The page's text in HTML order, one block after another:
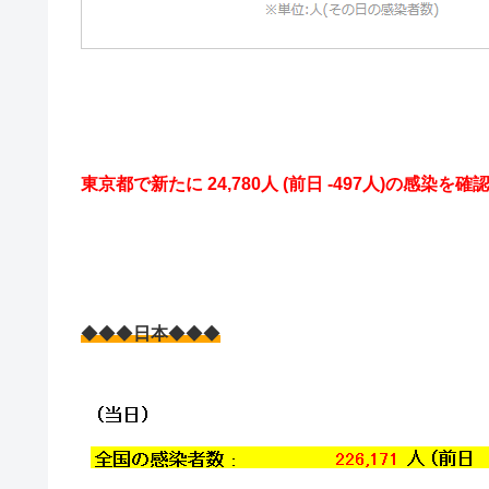
東京都で新たに 24,780人 (前日 -497人)の感染を確
◆◆◆日本◆◆◆